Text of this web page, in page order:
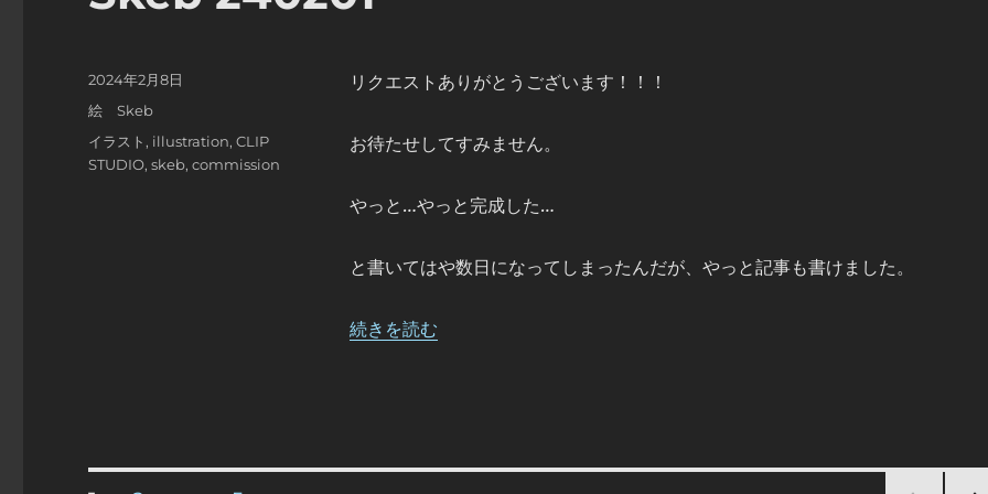
リクエストありがとうございます！！！
お待たせしてすみません。
やっと…やっと完成した…
と書いてはや数日になってしまったんだが、やっと記事も書けました。
“Skeb 240201” の
続きを読む
投
稿
2024年2月8日
カ
テ
絵 Skeb
タ
グ
イラスト , illustration,CLIP
STUDIO,skeb,commission